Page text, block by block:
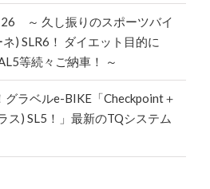
～ 久し振りのスポーツバイ
) SLR6！ ダイエット目的に
等続々ご納車！ ～
グラベルe-BIKE「Checkpoint＋
ス) SL5！」最新のTQシステム